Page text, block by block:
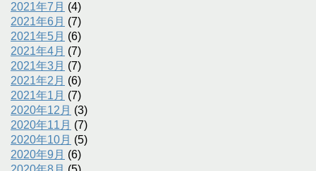
2021年7月 (4)
2021年6月 (7)
2021年5月 (6)
2021年4月 (7)
2021年3月 (7)
2021年2月 (6)
2021年1月 (7)
2020年12月 (3)
2020年11月 (7)
2020年10月 (5)
2020年9月 (6)